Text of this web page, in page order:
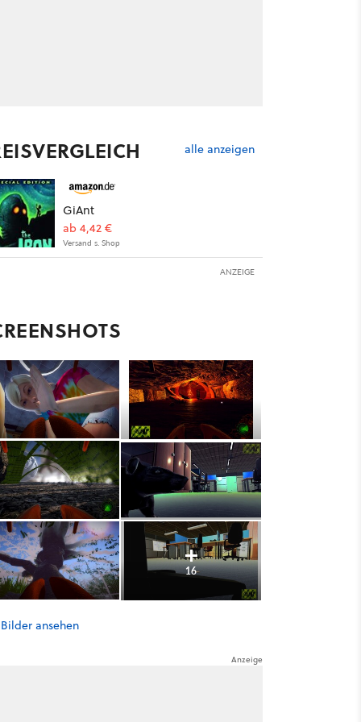
alle anzeigen
GiAnt
ab 4,42 €
Versand s. Shop
ANZEIGE
16
ansehen